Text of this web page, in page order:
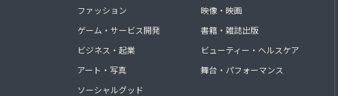
ファッション
ゲーム・サービス開発
ビジネス・起業
アート・写真
ソーシャルグッド
映像・映画
書籍・雑誌出版
ビューティー・ヘルスケア
舞台・パフォーマンス